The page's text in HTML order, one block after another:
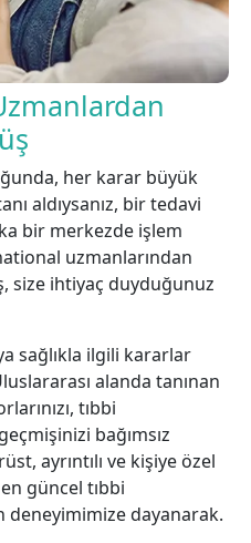
her karar büyük
aldıysanız, bir tedavi
bir merkezde işlem
uzmanlarından
size ihtiyaç duyduğunuz
sağlıkla ilgili kararlar
alanda tanınan
tıbbi
bağımsız
ayrıntılı ve kişiye özel
güncel tıbbi
deneyimimize dayanarak.